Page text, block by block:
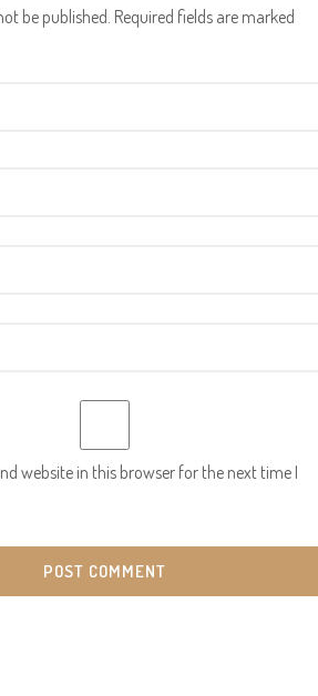
be published. Required fields are marked
website in this browser for the next time I